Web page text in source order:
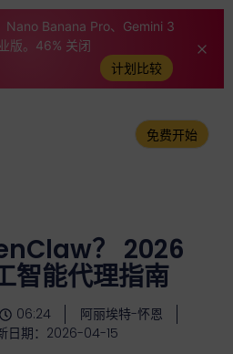
Banana Pro、Gemini 3
版。46% 关闭
计划比较
免费开始
？ 2026
智能代理指南
06:24
阿丽埃特-怀恩
日期：2026-04-15